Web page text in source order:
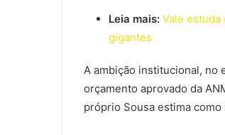
Leia mais: Vale estuda
gigantes
A ambição institucional, no
orçamento aprovado da
próprio Sousa estima